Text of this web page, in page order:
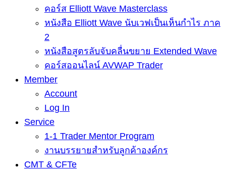
คอร์ส Elliott Wave Masterclass
หนังสือ Elliott Wave นับเวฟเป็นเห็นกำไร ภาค
2
หนังสือสูตรลับจับคลื่นขยาย Extended Wave
คอร์สออนไลน์ AVWAP Trader
Member
Account
Log In
Service
1-1 Trader Mentor Program
งานบรรยายสำหรับลูกค้าองค์กร
CMT & CFTe